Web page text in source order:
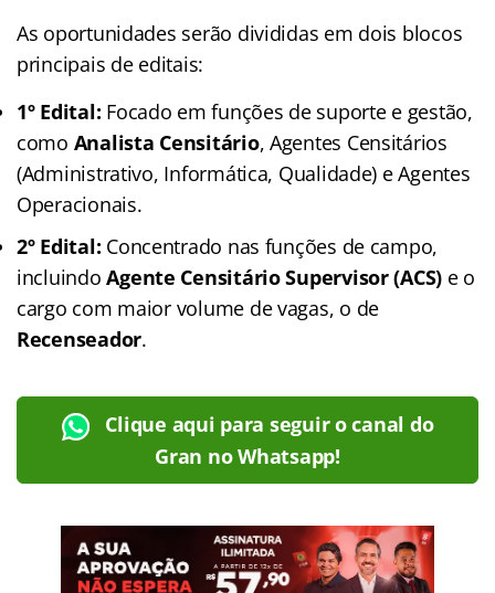
As oportunidades serão divididas em dois blocos
principais de editais:
1º Edital: Focado em funções de suporte e gestão,
como Analista Censitário, Agentes Censitários
(Administrativo, Informática, Qualidade) e Agentes
Operacionais.
2º Edital: Concentrado nas funções de campo,
incluindoAgente Censitário Supervisor (ACS) e o
cargo com maior volume de vagas, o de
Recenseador.
Clique aqui para seguir o canal do
Gran no Whatsapp!